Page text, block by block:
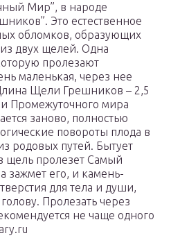
Мир”, в народе
Это естественное
обломков, образующих
двух щелей. Одна
пролезают
маленькая, через нее
Щели Грешников – 2,5
Промежуточного мира
заново, полностью
повороты плода в
родовых путей. Бытует
щель пролезет Самый
зажмет его, и камень-
для тела и души,
Пролезать через
не чаще одного